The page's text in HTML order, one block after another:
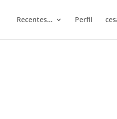
Recentes… Perfil